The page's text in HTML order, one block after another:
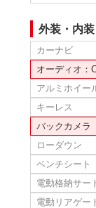
外装・内装
カーナビ
オーディオ：
アルミホイー
キーレス
バックカメラ
ローダウン
ベンチシート
電動格納サー
電動リアゲー